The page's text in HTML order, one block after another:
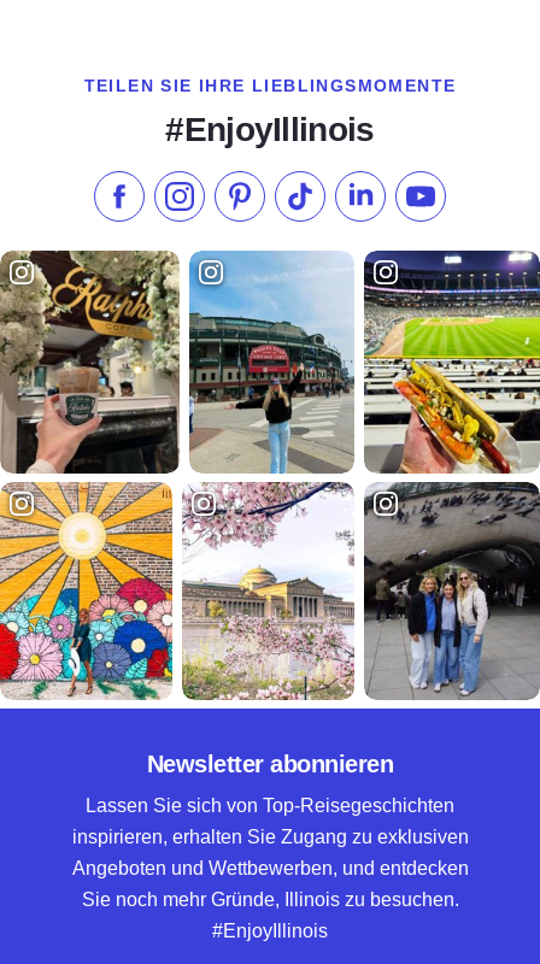
TEILEN SIE IHRE LIEBLINGSMOMENTE
#EnjoyIllinois
Liken Sie uns auf Facebook
Folgen Sie uns auf Instagram
Besuchen Sie unser Pinterest
Folgen Sie uns auf TikTok
Folgen Sie uns auf
Abonnieren
Newsletter abonnieren
Lassen Sie sich von Top-Reisegeschichten
inspirieren, erhalten Sie Zugang zu exklusiven
Angeboten und Wettbewerben, und entdecken
Sie noch mehr Gründe, Illinois zu besuchen.
#EnjoyIllinois